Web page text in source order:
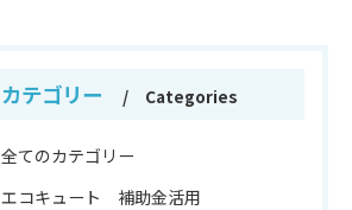
カテゴリー Categories
全てのカテゴリー
エコキュート 補助金活用